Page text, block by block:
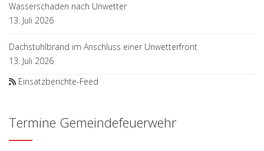
Wasserschaden nach Unwetter
13. Juli 2026
Dachstuhlbrand im Anschluss einer Unwetterfront
13. Juli 2026
Einsatzberichte-Feed
Termine Gemeindefeuerwehr